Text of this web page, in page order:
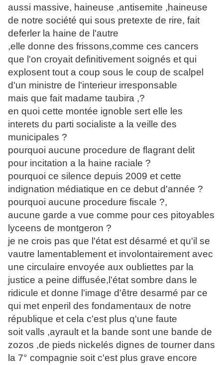
aussi massive, haineuse ,antisemite ,haineuse
de notre société qui sous pretexte de rire, fait
deferler la haine de l'autre
,elle donne des frissons,comme ces cancers
que l'on croyait definitivement soignés et qui
explosent tout a coup sous le coup de scalpel
d'un ministre de l'interieur irresponsable
mais que fait madame taubira ,?
en quoi cette montée ignoble sert elle les
interets du parti socialiste a la veille des
municipales ?
pourquoi aucune procedure de flagrant delit
pour incitation a la haine raciale ?
pourquoi ce silence depuis 2009 et cette
indignation médiatique en ce debut d'année ?
pourquoi aucune procedure fiscale ?,
aucune garde a vue comme pour ces pitoyables
lyceens de montgeron ?
je ne crois pas que l'état est désarmé et qu'il se
vautre lamentablement et involontairement avec
une circulaire envoyée aux oubliettes par la
justice a peine diffusée,l'état sombre dans le
ridicule et donne l'image d'être desarmé par ce
qui met enperil des fondamentaux de notre
république et cela c'est plus q'une faute
soit valls ,ayrault et la bande sont une bande de
zozos ,de pieds nickelés dignes de tourner dans
la 7° compagnie soit c'est plus grave encore